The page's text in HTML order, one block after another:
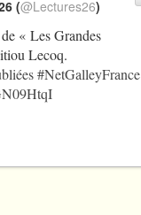
« Les Grandes
Lecoq.
#NetGalleyFrance
(@Lectures26)